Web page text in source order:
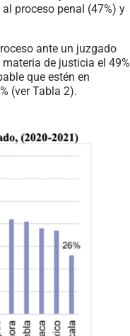
proceso penal (47%) y
ante un juzgado
de justicia el 49%
que estén en
(ver Tabla 2).